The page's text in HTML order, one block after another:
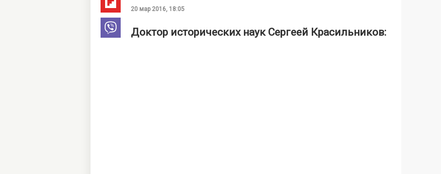
20 мар 2016, 18:05
Доктор исторических наук Сергеей Красильников: